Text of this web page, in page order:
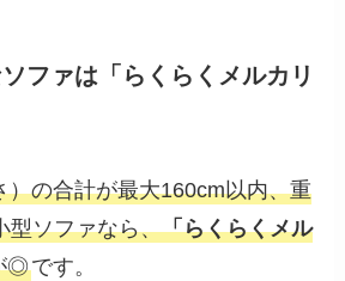
ファは「らくらくメルカリ
）の合計が最大160cm以内、重
型ソファなら、「らくらくメル
◎です。